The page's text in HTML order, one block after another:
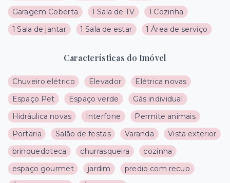
Garagem Coberta
1 Sala de TV
1 Cozinha
1 Sala de jantar
1 Sala de estar 1 Área de serviço
Características do Imóvel
Chuveiro elétrico Elevador
Elétrica novas
Espaço Pet
Espaço verde
Gás individual
Hidráulica novas
Interfone
Permite animais
Portaria
Salão de festas Varanda
Vista exterior
brinquedoteca
churrasqueira
cozinha
espaço gourmet
jardim
predio com recuo